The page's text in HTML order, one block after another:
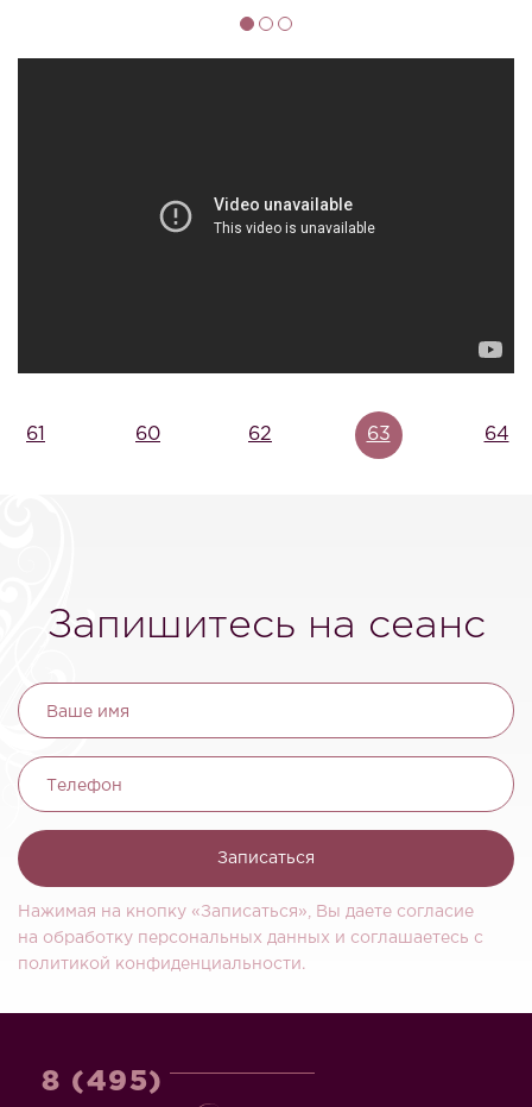
61 60 62 63 64
Запишитесь на сеанс
Ваше имя
Телефон
Записаться
Нажимая на кнопку «Записаться», Вы даете согласие
на обработку персональных данных и соглашаетесь c
политикой конфиденциальности.
8 (495)